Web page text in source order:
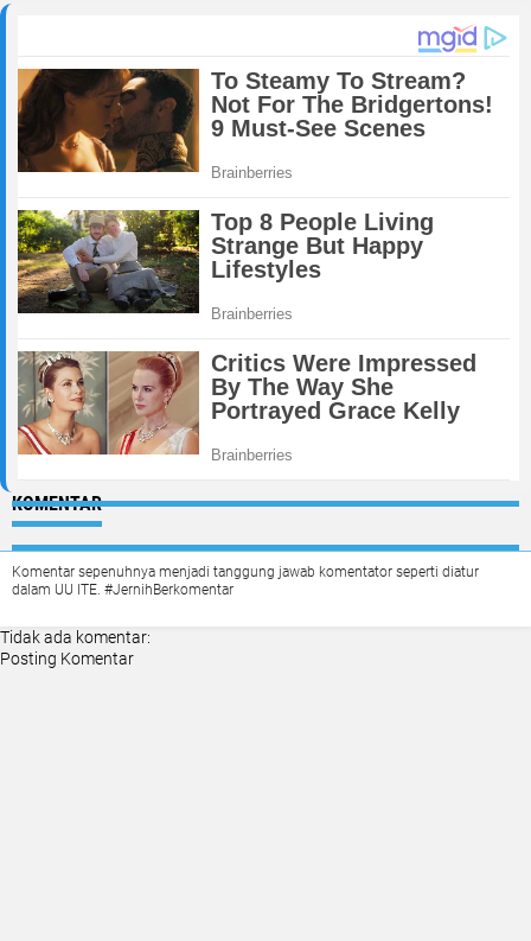
KOMENTAR
Komentar sepenuhnya menjadi tanggung jawab komentator seperti diatur
dalam UU ITE. #JernihBerkomentar
Tidak ada komentar:
Posting Komentar